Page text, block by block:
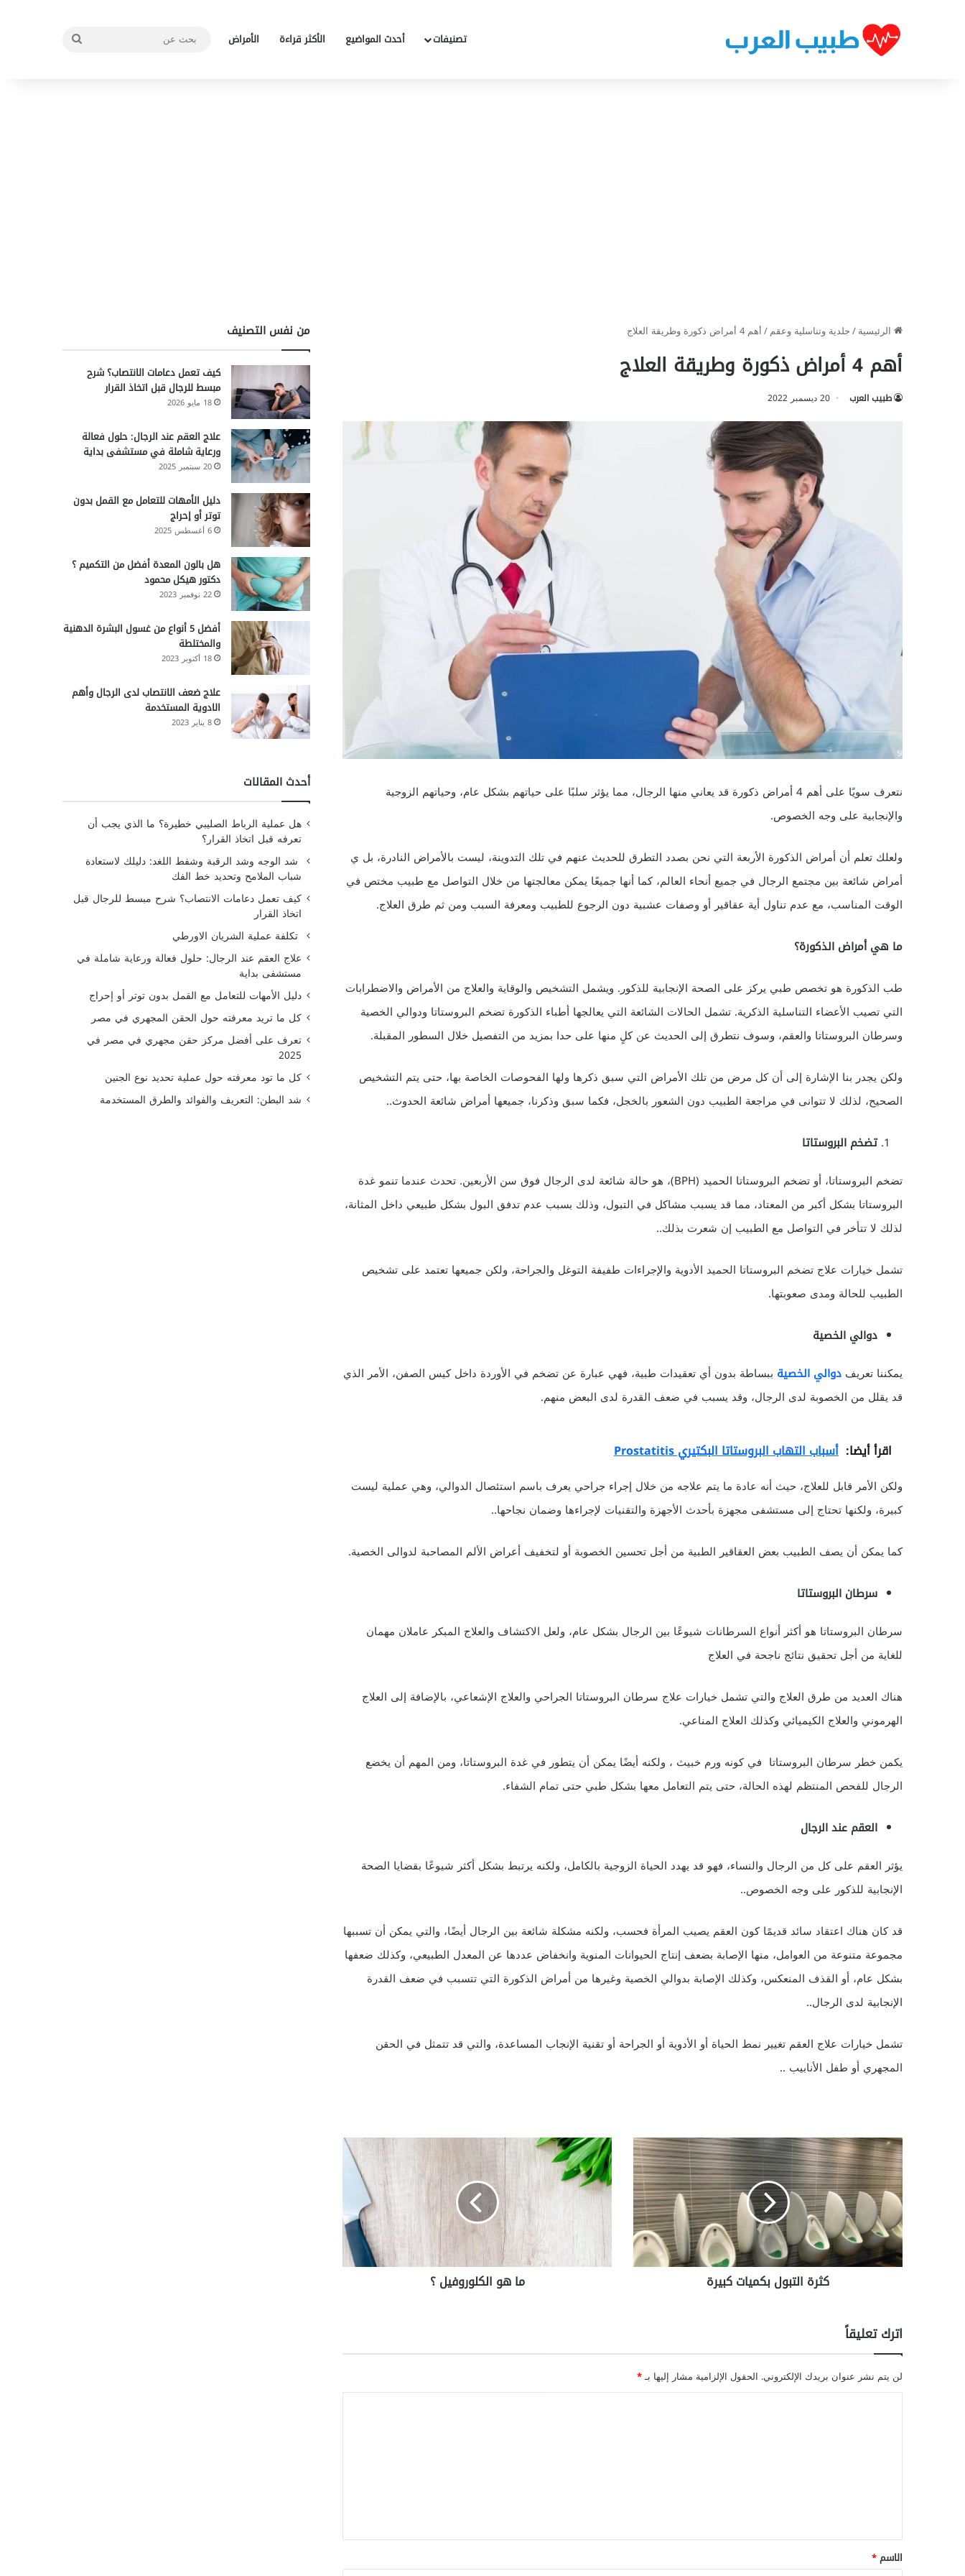
تصنيفات أحدث المواضيع الأكثر قراءة الأمراض
بحث
الرئيسية/جلدية وتناسلية وعقم/أهم 4 أمراض ذكورة وطريقة العلاج
أهم 4 أمراض ذكورة وطريقة العلاج
طبيب العرب 20 ديسمبر 2022
نتعرف سويًا على أهم 4 أمراض ذكورة قد يعاني منها الرجال، مما يؤثر سلبًا على حياتهم بشكل عام، وحياتهم الزوجية
والإنجابية على وجه الخصوص.
ولعلك تعلم أن أمراض الذكورة الأربعة التي نحن بصدد التطرق للحديث عنهم في تلك التدوينة، ليست بالأمراض النادرة، بل ي
أمراض شائعة بين مجتمع الرجال في جميع أنحاء العالم، كما أنها جميعًا يمكن معالجتها من خلال التواصل مع طبيب مختص في
الوقت المناسب، مع عدم تناول أية عقاقير أو وصفات عشبية دون الرجوع للطبيب ومعرفة السبب ومن ثم طرق العلاج.
ما هي أمراض الذكورة؟
طب الذكورة هو تخصص طبي يركز على الصحة الإنجابية للذكور. ويشمل التشخيص والوقاية والعلاج من الأمراض والاضطرابات
التي تصيب الأعضاء التناسلية الذكرية. تشمل الحالات الشائعة التي يعالجها أطباء الذكورة تضخم البروستاتا ودوالي الخصية
وسرطان البروستاتا والعقم، وسوف نتطرق إلى الحديث عن كلٍ منها على حدا بمزيد من التفصيل خلال السطور المقبلة.
ولكن يجدر بنا الإشارة إلى أن كل مرض من تلك الأمراض التي سبق ذكرها ولها الفحوصات الخاصة بها، حتى يتم التشخيص
الصحيح، لذلك لا تتوانى في مراجعة الطبيب دون الشعور بالخجل، فكما سبق وذكرنا، جميعها أمراض شائعة الحدوث..
تضخم البروستاتا
تضخم البروستاتا، أو تضخم البروستاتا الحميد (BPH)، هو حالة شائعة لدى الرجال فوق سن الأربعين. تحدث عندما تنمو غدة
البروستاتا بشكل أكبر من المعتاد، مما قد يسبب مشاكل في التبول، وذلك بسبب عدم تدفق البول بشكل طبيعي داخل المثانة،
لذلك لا تتأخر في التواصل مع الطبيب إن شعرت بذلك..
تشمل خيارات علاج تضخم البروستاتا الحميد الأدوية والإجراءات طفيفة التوغل والجراحة، ولكن جميعها تعتمد على تشخيص
الطبيب للحالة ومدى صعوبتها.
دوالي الخصية
يمكننا تعريف دوالي الخصية ببساطة بدون أي تعقيدات طبية، فهي عبارة عن تضخم في الأوردة داخل كيس الصفن، الأمر الذي
قد يقلل من الخصوبة لدى الرجال، وقد يسبب في ضعف القدرة لدى البعض منهم.
اقرأ أيضا: أسباب التهاب البروستاتا البكتيري Prostatitis
ولكن الأمر قابل للعلاج، حيث أنه عادة ما يتم علاجه من خلال إجراء جراحي يعرف باسم استئصال الدوالي، وهي عملية ليست
كبيرة، ولكنها تحتاج إلى مستشفى مجهزة بأحدث الأجهزة والتقنيات لإجراءها وضمان نجاحها..
كما يمكن أن يصف الطبيب بعض العقاقير الطبية من أجل تحسين الخصوبة أو لتخفيف أعراض الألم المصاحبة لدوالى الخصية.
سرطان البروستاتا
سرطان البروستاتا هو أكثر أنواع السرطانات شيوعًا بين الرجال بشكل عام، ولعل الاكتشاف والعلاج المبكر عاملان مهمان
للغاية من أجل تحقيق نتائج ناجحة في العلاج
هناك العديد من طرق العلاج والتي تشمل خيارات علاج سرطان البروستاتا الجراحي والعلاج الإشعاعي، بالإضافة إلى العلاج
الهرموني والعلاج الكيميائي وكذلك العلاج المناعي.
يكمن خطر سرطان البروستاتا في كونه ورم خبيث ، ولكنه أيضًا يمكن أن يتطور في غدة البروستاتا، ومن المهم أن يخضع
الرجال للفحص المنتظم لهذه الحالة، حتى يتم التعامل معها بشكل طبي حتى تمام الشفاء.
العقم عند الرجال
يؤثر العقم على كل من الرجال والنساء، فهو قد يهدد الحياة الزوجية بالكامل، ولكنه يرتبط بشكل أكثر شيوعًا بقضايا الصحة
الإنجابية للذكور على وجه الخصوص..
قد كان هناك اعتقاد سائد قديمًا كون العقم يصيب المرأة فحسب، ولكنه مشكلة شائعة بين الرجال أيضًا، والتي يمكن أن تسببها
مجموعة متنوعة من العوامل، منها الإصابة بضعف إنتاج الحيوانات المنوية وانخفاض عددها عن المعدل الطبيعي، وكذلك ضعفها
بشكل عام، أو القذف المنعكس، وكذلك الإصابة بدوالي الخصية وغيرها من أمراض الذكورة التي تتسبب في ضعف القدرة
الإنجابية لدى الرجال..
تشمل خيارات علاج العقم تغيير نمط الحياة أو الأدوية أو الجراحة أو تقنية الإنجاب المساعدة، والتي قد تتمثل في الحقن
المجهري أو طفل الأنابيب ..
كثرة
التبول
بكميات
كبيرة
كثرة التبول بكميات كبيرة
ما
هو
الكلوروفيل
؟
ما هو الكلوروفيل ؟
اترك تعليقاً
لن يتم نشر عنوان بريدك الإلكتروني. الحقول الإلزامية مشار إليها بـ*
*
الاسم*
من نفس التصنيف
كيف تعمل دعامات الانتصاب؟ شرح
مبسط للرجال قبل اتخاذ القرار
18 مايو 2026
علاج العقم عند الرجال: حلول فعالة
ورعاية شاملة في مستشفى بداية
20 سبتمبر 2025
دليل الأمهات للتعامل مع القمل بدون
توتر أو إحراج
6 أغسطس 2025
هل بالون المعدة أفضل من التكميم ؟
دكتور هيكل محمود
22 نوفمبر 2023
أفضل 5 أنواع من غسول البشرة الدهنية
والمختلطة
18 أكتوبر 2023
علاج ضعف الانتصاب لدى الرجال وأهم
الادوية المستخدمة
8 يناير 2023
أحدث المقالات
هل عملية الرباط الصليبي خطيرة؟ ما الذي يجب أن
تعرفه قبل اتخاذ القرار؟
شد الوجه وشد الرقبة وشفط اللغد: دليلك لاستعادة
شباب الملامح وتحديد خط الفك
كيف تعمل دعامات الانتصاب؟ شرح مبسط للرجال قبل
اتخاذ القرار
تكلفة عملية الشريان الاورطي
علاج العقم عند الرجال: حلول فعالة ورعاية شاملة في
مستشفى بداية
دليل الأمهات للتعامل مع القمل بدون توتر أو إحراج
كل ما تريد معرفته حول الحقن المجهري في مصر
تعرف على أفضل مركز حقن مجهري في مصر في
2025
كل ما تود معرفته حول عملية تحديد نوع الجنين
شد البطن: التعريف والفوائد والطرق المستخدمة